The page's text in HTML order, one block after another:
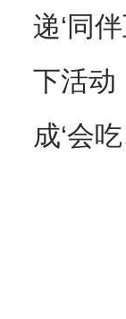
递‘同
下活动
成‘会